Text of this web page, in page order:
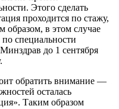
Этого сделать
проходится по стажу,
образом, в этом случае
специальности
до 1 сентября
обратить внимание —
осталась
Таким образом